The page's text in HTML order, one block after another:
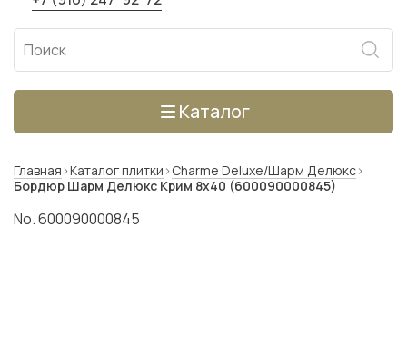
Каталог
Главная Каталог плитки Charme Deluxe/Шарм Делюкс
Бордюр Шарм Делюкс Крим 8x40 (600090000845)
No. 600090000845